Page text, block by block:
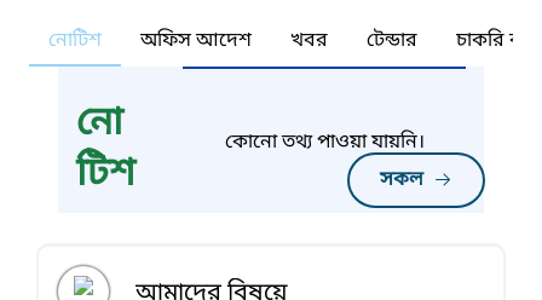
নোটিশ অফিস আদেশ খবর টেন্ডার চাকরি
নো
টিশ
সকল
কোনো তথ্য পাওয়া যায়নি।
আমাদের বিষয়ে